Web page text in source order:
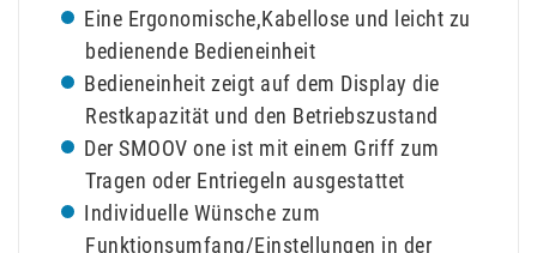
Eine Ergonomische,Kabellose und leicht zu
bedienende Bedieneinheit
Bedieneinheit zeigt auf dem Display die
Restkapazität und den Betriebszustand
Der SMOOV one ist mit einem Griff zum
Tragen oder Entriegeln ausgestattet
Individuelle Wünsche zum
Funktionsumfang/Einstellungen in der